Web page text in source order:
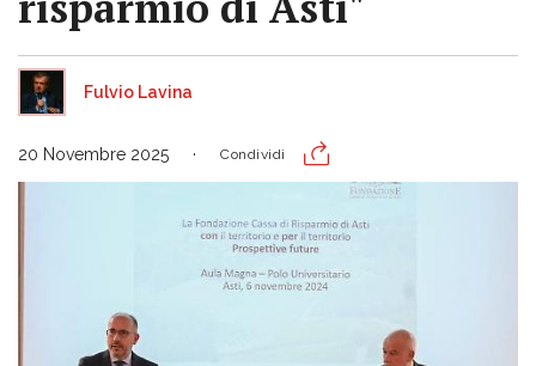
Fulvio Lavina
20 Novembre 2025 Condividi